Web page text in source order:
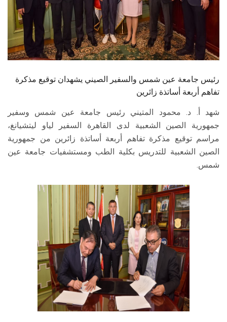
الخريجين
الموظفون
الزائـرون
رئيس جامعة عين شمس والسفير الصيني يشهدان توقيع مذكرة
تفاهم أربعة أساتذة زائرين
شهد أ. د. محمود المتيني رئيس جامعة عين شمس وسفير
جمهورية الصين الشعبية لدى القاهرة السفير لياو ليتشيانغ،
مراسم توقيع مذكرة تفاهم أربعة أساتذة زائرين من جمهورية
الصين الشعبية للتدريس بكلية الطب ومستشفيات جامعة عين
شمس.